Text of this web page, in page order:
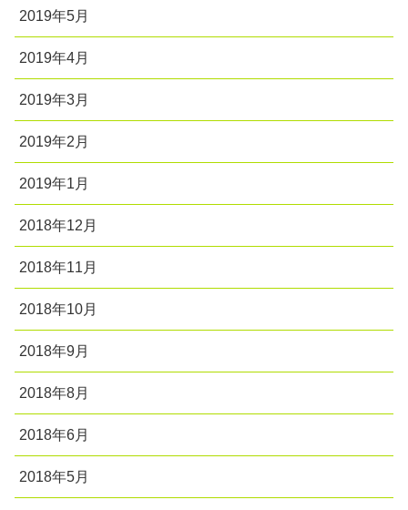
2019年5月
2019年4月
2019年3月
2019年2月
2019年1月
2018年12月
2018年11月
2018年10月
2018年9月
2018年8月
2018年6月
2018年5月